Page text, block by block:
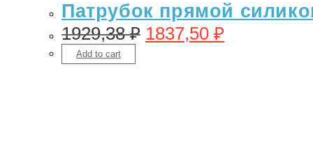
Патрубок прямой
1929,38₽ 1837,50 ₽
Add to cart